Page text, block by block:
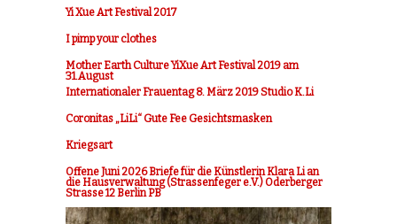
Yi Xue Art Festival 2017
I pimp your clothes
Mother Earth Culture YiXue Art Festival 2019 am
31.August
Internationaler Frauentag 8. März 2019 Studio K.Li
Coronitas „LiLi“ Gute Fee Gesichtsmasken
Kriegsart
Offene Juni 2026 Briefe für die Künstlerin Klara Li an
die Hausverwaltung (Strassenfeger e.V.) Oderberger
Strasse 12 Berlin PB